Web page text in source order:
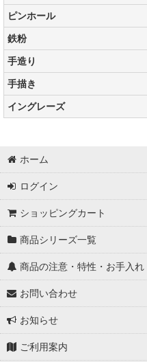
ピンホール
鉄粉
手造り
手描き
イングレーズ
ホーム
ログイン
ショッピングカート
商品シリーズ一覧
商品の注意・特性・お手入れ
お問い合わせ
お知らせ
ご利用案内